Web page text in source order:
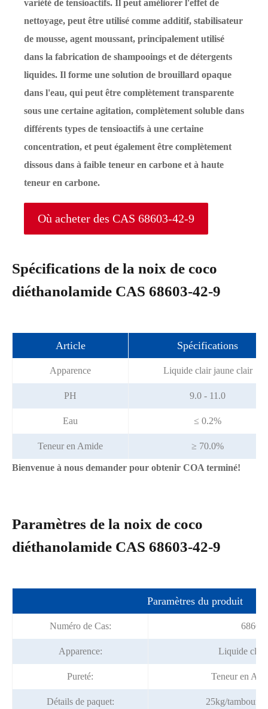
variété de tensioactifs. Il peut améliorer l'effet de
nettoyage, peut être utilisé comme additif, stabilisateur
de mousse, agent moussant, principalement utilisé
dans la fabrication de shampooings et de détergents
liquides. Il forme une solution de brouillard opaque
dans l'eau, qui peut être complètement transparente
sous une certaine agitation, complètement soluble dans
différents types de tensioactifs à une certaine
concentration, et peut également être complètement
dissous dans à faible teneur en carbone et à haute
teneur en carbone.
Où acheter des CAS 68603-42-9
Spécifications de la noix de coco
diéthanolamide CAS 68603-42-9
Article Spécifications
Apparence Liquide clair jaune clair
PH 9.0 - 11.0
Eau ≤ 0.2%
Teneur en Amide ≥ 70.0%
Bienvenue à nous demander pour obtenir COA terminé!
Paramètres de la noix de coco
diéthanolamide CAS 68603-42-9
Paramètres du produit
Numéro de Cas:
Apparence: Liquide clair
Pureté: Teneur en
Détails de paquet: 25kg/tambour,